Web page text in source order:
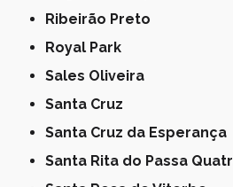
Ribeirão Preto
Royal Park
Sales Oliveira
Santa Cruz
Santa Cruz da Esperança
Santa Rita do Passa